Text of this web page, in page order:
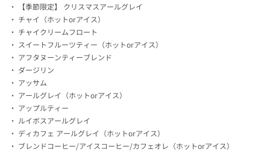
【季節限定】 クリスマスアールグレイ
チャイ（ホットorアイス）
チャイクリームフロート
スイートフルーツティー（ホットorアイス）
アフタヌーンティーブレンド
ダージリン
アッサム
アールグレイ（ホットorアイス）
アップルティー
ルイボスアールグレイ
ディカフェ アールグレイ（ホットorアイス）
ブレンドコーヒー/アイスコーヒー/カフェオレ（ホットorアイス）